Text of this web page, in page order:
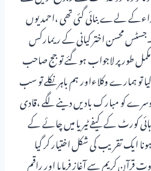
لےے بنائی گئی تھی ،احمدیوں
محسن اختر کیانی کے ریمارکس
طورپر لاجواب ہو گئے تو جج صاحب
تو ہمارے وکلاءاور ہم باہر نکلے تو سب
کو مبارک باد یں دینے لگے ،قادی
کورٹ کے کیفے ٹیریا میں چائے کے
ایک تقریب کی شکل اختیار کر گیا
قرآن کریم سے آغاز فرمایا اور راقم